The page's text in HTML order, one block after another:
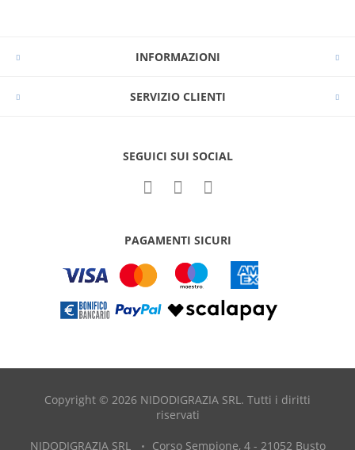
INFORMAZIONI
SERVIZIO CLIENTI
SEGUICI SUI SOCIAL
PAGAMENTI SICURI
Copyright © 2026 NIDODIGRAZIA SRL. Tutti i diritti
riservati
NIDODIGRAZIA SRL Corso Sempione, 4 - 21052 Busto